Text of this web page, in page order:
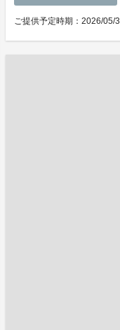
ご提供予定時期：2026/05/